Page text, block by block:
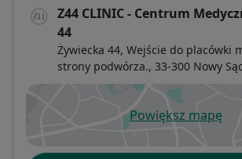
Z44 CLINIC - Centrum
44
Żywiecka 44, Wejście do placówki
strony podwórza., 33-300 Nowy
Powiększ mapę
otwiera się